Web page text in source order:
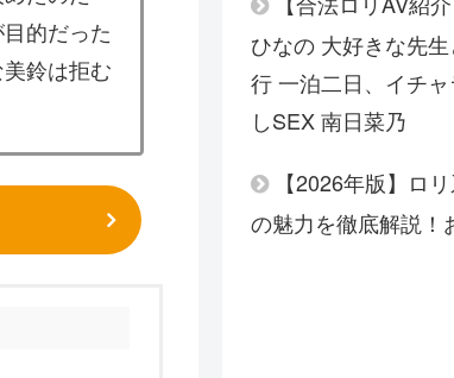
的だった
鈴は拒む
ひなの 大好きな先
行 一泊二日、イチ
しSEX 南日菜乃
【2026年版】ロ
の魅力を徹底解説！